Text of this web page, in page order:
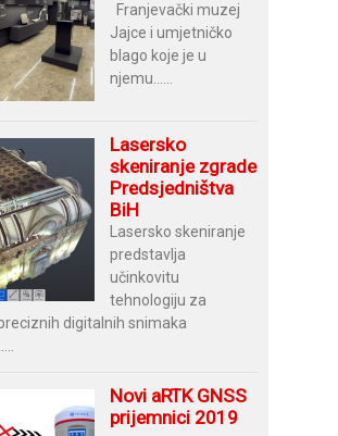
Franjevački muzej
Jajce i umjetničko
blago koje je u
njemu......
Lasersko
skeniranje zgrade
Predsjedništva
BiH
Lasersko skeniranje
predstavlja
učinkovitu
tehnologiju za
digitalnih snimaka
Novi aRTK GNSS
prijemnici 2019